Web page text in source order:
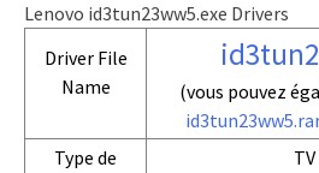
Lenovo id3tun23ww5.exe Drivers
Driver File
Name
(vous pouvez
Type de